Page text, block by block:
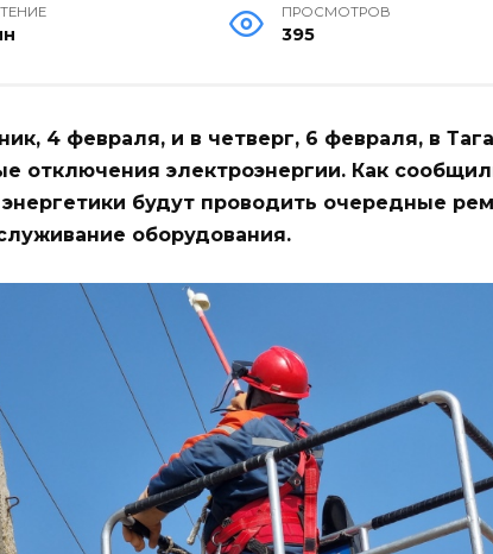
ПРОСМОТРОВ
395
4 февраля, и в четверг, 6 февраля, в
отключения электроэнергии. Как
энергетики будут проводить очередные
оборудования.